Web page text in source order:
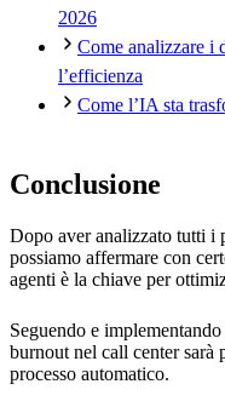
2026
Come analizzare i
l’efficienza
Come l’IA sta
Conclusione
Dopo aver analizzato tutti i
possiamo affermare con
agenti è la chiave per
Seguendo e
burnout nel call center sarà
processo automatico.